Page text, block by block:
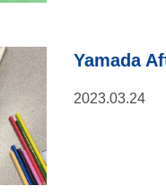
Yamada
2023.03.24